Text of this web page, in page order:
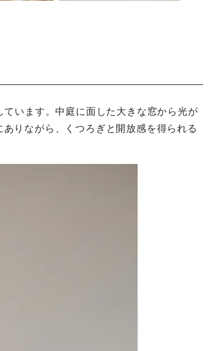
います。中庭に面した大きな窓から光が
りながら、くつろぎと開放感を得られる